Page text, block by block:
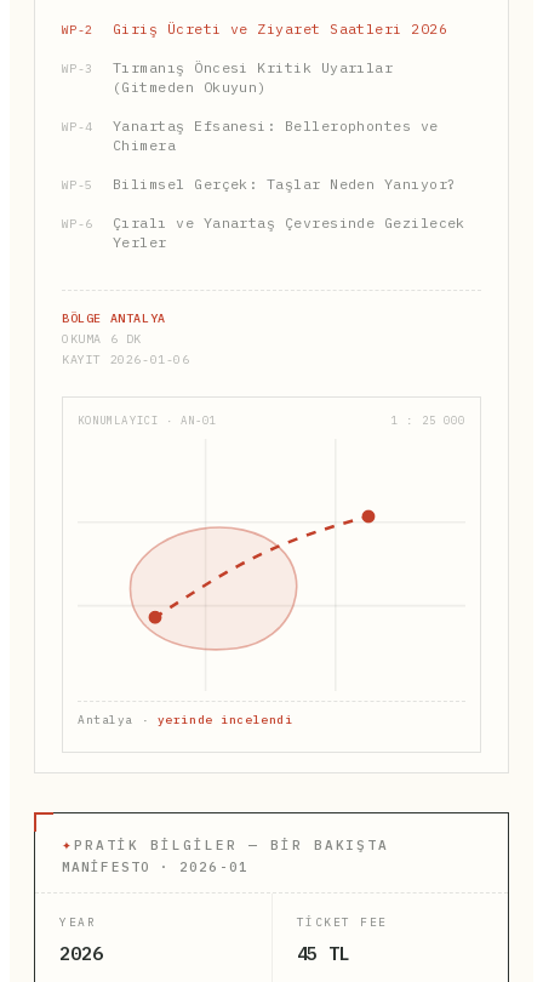
WP-2 Giriş Ücreti ve Ziyaret Saatleri 2026
WP-3
Tırmanış Öncesi Kritik Uyarılar
(Gitmeden Okuyun)
WP-4
Yanartaş Efsanesi: Bellerophontes ve
Chimera
WP-5 Bilimsel Gerçek: Taşlar Neden Yanıyor?
WP-6
Çıralı ve Yanartaş Çevresinde Gezilecek
Yerler
BÖLGE ANTALYA
OKUMA 6 DK
KAYIT 2026-01-06
KONUMLAYICI · AN-01 1 : 25 000
Antalya · yerinde incelendi
✦ PRATIK BILGILER — BIR BAKIŞTA
MANİFESTO · 2026-01
YEAR
2026
TICKET FEE
45 TL